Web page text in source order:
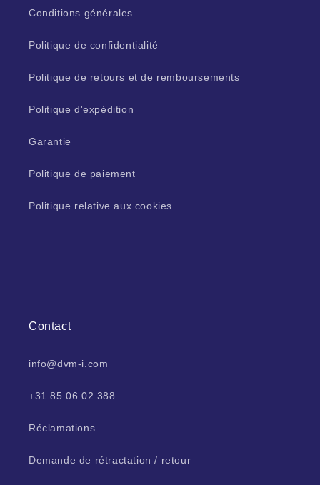
Conditions générales
Politique de confidentialité
Politique de retours et de remboursements
Politique d'expédition
Garantie
Politique de paiement
Politique relative aux cookies
Contact
info@dvm-i.com
+31 85 06 02 388
Réclamations
Demande de rétractation / retour